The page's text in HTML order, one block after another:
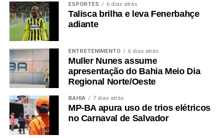
ESPORTES 6 dias atrás
Talisca brilha e leva Fenerbahçe
adiante
ENTRETENIMENTO 6 dias atrás
Muller Nunes assume
apresentação do Bahia Meio Dia
Regional Norte/Oeste
BAHIA 7 dias atrás
MP-BA apura uso de trios elétricos
no Carnaval de Salvador